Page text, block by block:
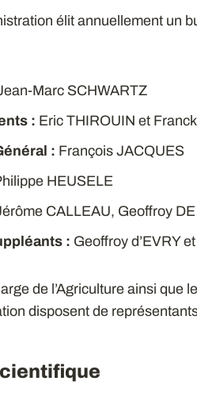
élit annuellement un
Marc SCHWARTZ
: Eric THIROUIN et
: François JACQUES
HEUSELE
CALLEAU, Geoffroy
: Geoffroy d’EVRY
de l’Agriculture ainsi que
disposent de